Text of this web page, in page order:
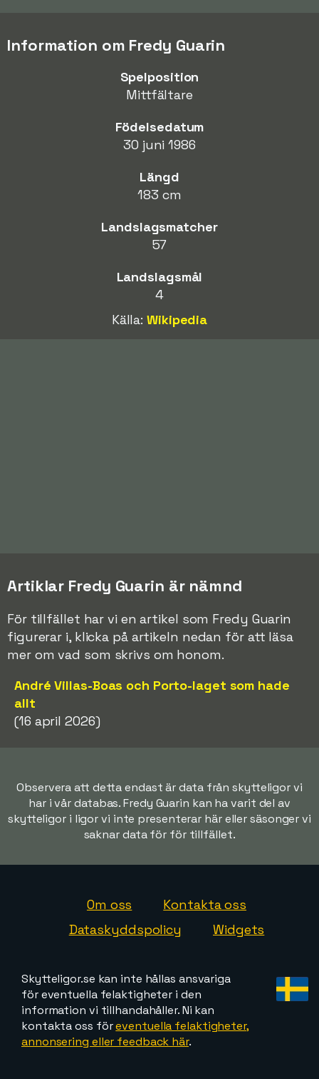
Information om Fredy Guarin
Spelposition
Mittfältare
Födelsedatum
30 juni 1986
Längd
183 cm
Landslagsmatcher
57
Landslagsmål
4
Källa:Wikipedia
Artiklar Fredy Guarin är nämnd
För tillfället har vi en artikel som Fredy Guarin
figurerar i, klicka på artikeln nedan för att läsa
mer om vad som skrivs om honom.
André Villas-Boas och Porto-laget som hade
allt
(16 april 2026)
Observera att detta endast är data från skytteligor vi
har i vår databas. Fredy Guarin kan ha varit del av
skytteligor i ligor vi inte presenterar här eller säsonger vi
saknar data för för tillfället.
Om oss
Kontakta oss
Dataskyddspolicy
Widgets
Skytteligor.se kan inte hållas ansvariga
för eventuella felaktigheter i den
information vi tillhandahåller. Ni kan
kontakta oss föreventuella felaktigheter,
annonsering eller feedback här.